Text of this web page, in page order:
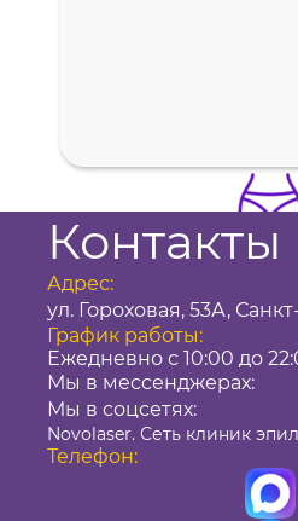
БИКИНИ +
ЗА 1690 ₽
ЗОНА ЗА 600
ДИОДНЫЙ
СКИДКА 40%
Контакты
Адрес:
ул. Гороховая, 53А,
График работы:
Ежедневно с 10:00 до
Мы в мессенджерах:
Мы в соцсетях:
Novolaser. Сеть клиник
Телефон: